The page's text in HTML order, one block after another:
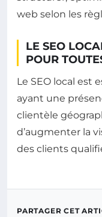
web selon les
LE SEO
POUR
Le SEO local est
ayant une
clientèle
d’augmenter la
des clients
PARTAGER CET